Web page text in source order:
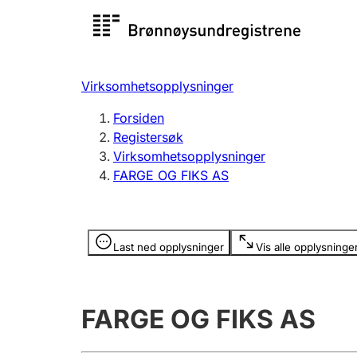
Registersøk
Registrere, endre, slette
Virksomhetsopplysninger
Forsiden
Registersøk
Virksomhetsopplysninger
FARGE OG FIKS AS
Last ned opplysninger Vis alle
Opplysninger er skjult
FARGE OG FIKS AS